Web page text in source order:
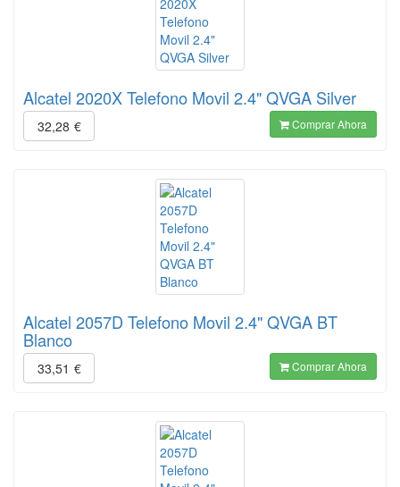
Alcatel 2020X Telefono Movil 2.4" QVGA Silver
32,28 € Comprar Ahora
Alcatel 2057D Telefono Movil 2.4" QVGA BT
Blanco
33,51 € Comprar Ahora